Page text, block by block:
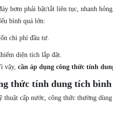
bơm phải bật/tắt liên tục, nhanh hỏng.
bình quá lớn:
chi phí đầu tư.
diện tích lắp đặt.
vậy,cần áp dụng công thức tính
thức tính dung tích
thuật cấp nước, công thức thường